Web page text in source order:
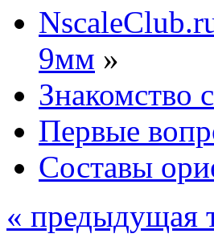
9мм »
Знакомство
Первые
Составы
« предыдущая